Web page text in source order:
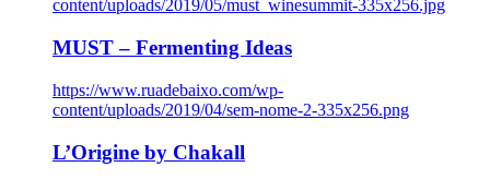
content/uploads/2019/05/must_winesummit-335x256.jpg
MUST – Fermenting Ideas
https://www.ruadebaixo.com/wp-
content/uploads/2019/04/sem-nome-2-335x256.png
L’Origine by Chakall